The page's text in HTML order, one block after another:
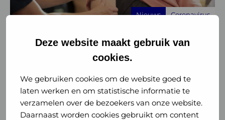
Deze website maakt gebruik van
cookies.
We gebruiken cookies om de website goed te
laten werken en om statistische informatie te
verzamelen over de bezoekers van onze website.
Daarnaast worden cookies gebruikt om content
GGD belt voor een coronaprik aan
huis
Kreeg u vorig jaar de coronaprik aan huis?
Dan kan de GGD u dit jaar zelf bellen in de
periode van 3 tot ...
Nieuws Coronavirus
coronaprik
aan